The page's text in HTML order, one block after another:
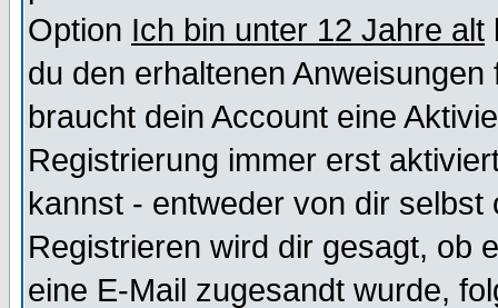
Option Ich bin unter 12 Jahre alt
du den erhaltenen
braucht dein Account eine
Registrierung immer erst
kannst - entweder von dir selbst
Registrieren wird dir gesagt, ob
eine E-Mail zugesandt wurde,